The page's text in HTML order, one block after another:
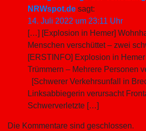
NRWspot.de sagt:
14. Juli 2022 um 23:11 Uhr
[…] [Explosion in Hemer]
Menschen verschüttet – zwei
[ERSTINFO] Explosion in
Trümmern – Mehrere Personen
[Schwerer Verkehrsunfall in
Linksabbiegerin verursacht
Schwerverletzte […]
Die Kommentare sind geschlossen.